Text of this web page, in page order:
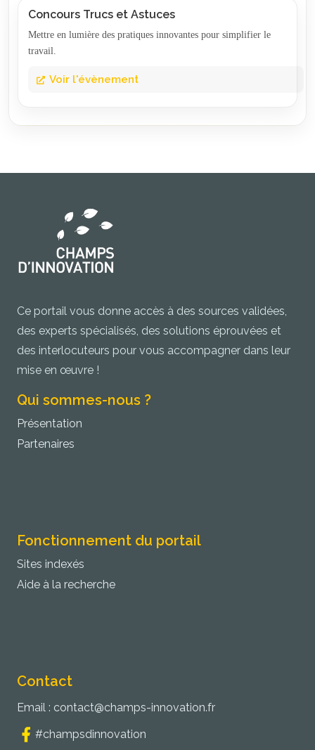
Concours Trucs et Astuces
Mettre en lumière des pratiques innovantes pour simplifier le
travail.
Voir l'évènement
Ce portail vous donne accès à des sources validées,
des experts spécialisés, des solutions éprouvées et
des interlocuteurs pour vous accompagner dans leur
mise en œuvre !
Qui sommes-nous ?
Présentation
Partenaires
Fonctionnement du portail
Sites indexés
Aide à la recherche
Contact
Email : contact@champs-innovation.fr
#champsdinnovation